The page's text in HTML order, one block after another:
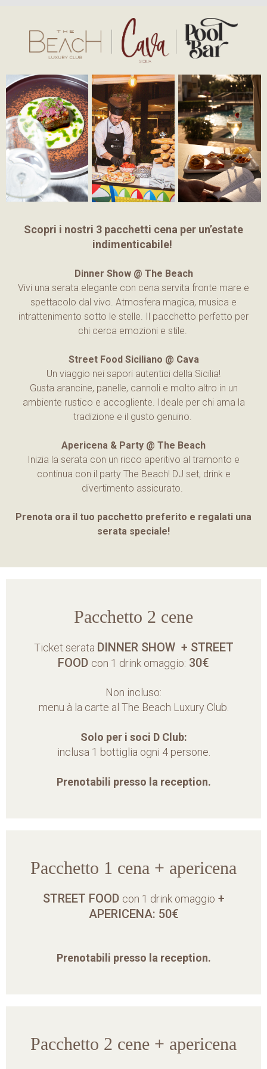
Scopri i nostri 3 pacchetti cena per un’estate
indimenticabile!
Dinner Show @ The Beach
Vivi una serata elegante con cena servita fronte mare e
spettacolo dal vivo. Atmosfera magica, musica e
intrattenimento sotto le stelle. Il pacchetto perfetto per
chi cerca emozioni e stile.
Street Food Siciliano @ Cava
Un viaggio nei sapori autentici della Sicilia!
Gusta arancine, panelle, cannoli e molto altro in un
ambiente rustico e accogliente. Ideale per chi ama la
tradizione e il gusto genuino.
Apericena & Party @ The Beach
Inizia la serata con un ricco aperitivo al tramonto e
continua con il party The Beach! DJ set, drink e
divertimento assicurato.
Prenota ora il tuo pacchetto preferito e regalati una
serata speciale!
Pacchetto 2 cene
Ticket serata DINNER SHOW + STREET
FOOD con 1 drink omaggio: 30€
Non incluso:
menu à la carte al The Beach Luxury Club.
Solo per i soci D Club:
inclusa 1 bottiglia ogni 4 persone.
Prenotabili presso la reception.
Pacchetto 1 cena + apericena
STREET FOOD con 1 drink omaggio +
APERICENA: 50€
Prenotabili presso la reception.
Pacchetto 2 cene + apericena